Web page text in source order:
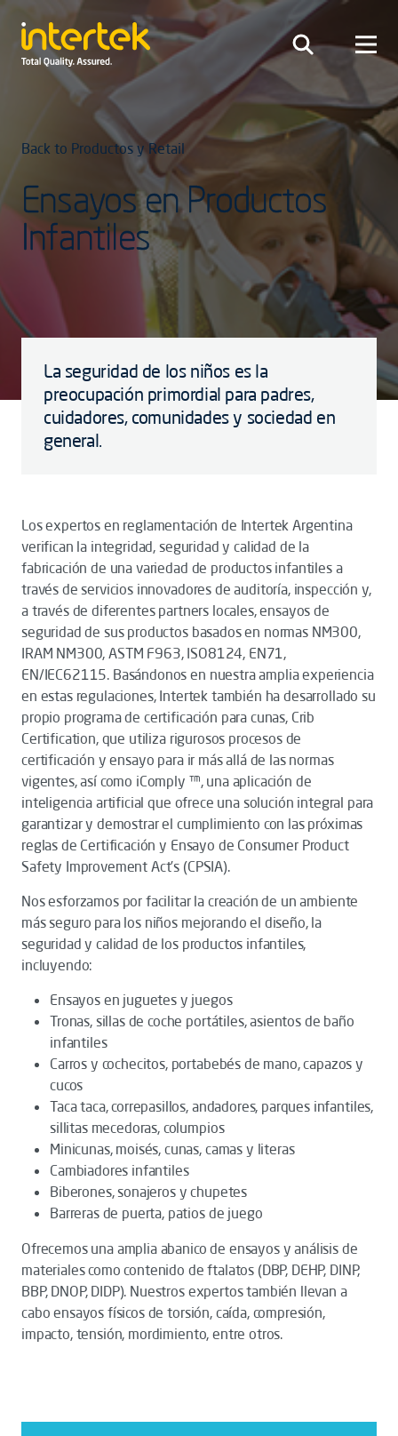
Back to Productos y Retail
Ensayos en Productos
Infantiles
La seguridad de los niños es la
preocupación primordial para padres,
cuidadores, comunidades y sociedad en
general.
Los expertos en reglamentación de Intertek Argentina
verifican la integridad, seguridad y calidad de la
fabricación de una variedad de productos infantiles a
través de servicios innovadores de auditoría, inspección y,
a través de diferentes partners locales, ensayos de
seguridad de sus productos basados en normas NM300,
IRAM NM300, ASTM F963, ISO8124, EN71,
EN/IEC62115. Basándonos en nuestra amplia experiencia
en estas regulaciones, Intertek también ha desarrollado su
propio programa de certificación para cunas, Crib
Certification, que utiliza rigurosos procesos de
certificación y ensayo para ir más allá de las normas
vigentes, así como iComply ™, una aplicación de
inteligencia artificial que ofrece una solución integral para
garantizar y demostrar el cumplimiento con las próximas
reglas de Certificación y Ensayo de Consumer Product
Safety Improvement Act’s (CPSIA).
Nos esforzamos por facilitar la creación de un ambiente
más seguro para los niños mejorando el diseño, la
seguridad y calidad de los productos infantiles,
incluyendo:
Ensayos en juguetes y juegos
Tronas, sillas de coche portátiles, asientos de baño
infantiles
Carros y cochecitos, portabebés de mano, capazos y
cucos
Taca taca, correpasillos, andadores, parques infantiles,
sillitas mecedoras, columpios
Minicunas, moisés, cunas, camas y literas
Cambiadores infantiles
Biberones, sonajeros y chupetes
Barreras de puerta, patios de juego
Ofrecemos una amplia abanico de ensayos y análisis de
materiales como contenido de ftalatos (DBP, DEHP, DINP,
BBP, DNOP, DIDP). Nuestros expertos también llevan a
cabo ensayos físicos de torsión, caída, compresión,
impacto, tensión, mordimiento, entre otros.